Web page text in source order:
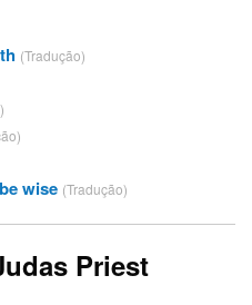
(Tradução)
wise (Tradução)
Priest